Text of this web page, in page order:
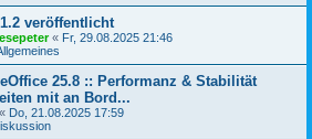
veröffentlicht
« Fr, 29.08.2025 21:46
25.8 :: Performanz & Stabilität
mit an Bord...
« Do, 21.08.2025 17:59